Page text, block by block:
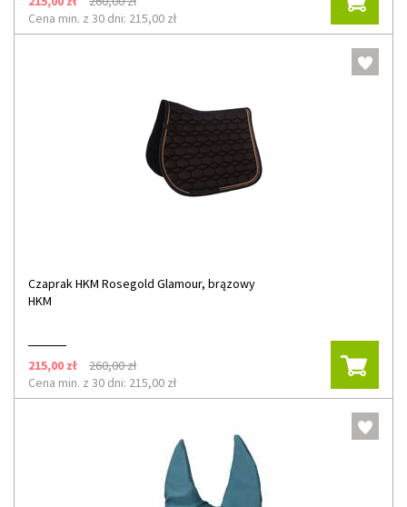
Cena min. z 30 dni: 215,00 zł
Czaprak HKM Rosegold Glamour, brązowy
HKM
215,00 zł
260,00 zł
Cena min. z 30 dni: 215,00 zł